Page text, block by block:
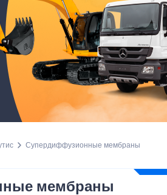
Супердиффузионные мембраны
мембраны